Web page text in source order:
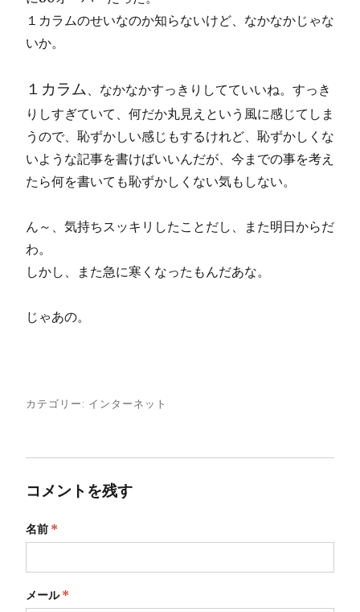
１カラムのせいなのか知らないけど、なかなかじゃな
いか。
１カラム 、なかなかすっきりしてていいね。すっき
りしすぎていて、何だか丸見えという風に感じてしま
うので、恥ずかしい感じもするけれど、恥ずかしくな
いような記事を書けばいいんだが、今までの事を考え
たら何を書いても恥ずかしくない気もしない。
ん～、気持ちスッキリしたことだし、また明日からだ
わ。
しかし、また急に寒くなったもんだあな。
じゃあの。
カテゴリー: インターネット
コメントを残す
名前 *
メール*